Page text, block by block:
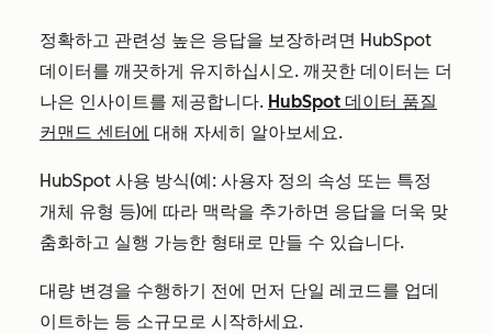
정확하고 관련성 높은 응답을 보장하려면 HubSpot
데이터를 깨끗하게 유지하십시오. 깨끗한 데이터는 더
나은 인사이트를 제공합니다. HubSpot 데이터 품질
커맨드 센터에 대해 자세히 알아보세요.
HubSpot 사용 방식(예: 사용자 정의 속성 또는 특정
개체 유형 등)에 따라 맥락을 추가하면 응답을 더욱 맞
춤화하고 실행 가능한 형태로 만들 수 있습니다.
대량 변경을 수행하기 전에 먼저 단일 레코드를 업데
이트하는 등 소규모로 시작하세요.